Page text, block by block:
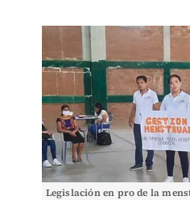
Legislación en pro de la